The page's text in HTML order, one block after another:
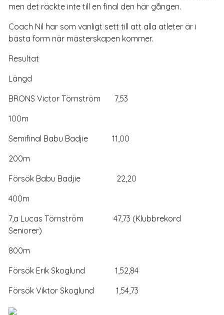
men det räckte inte till en final den här gången.
Coach Nil har som vanligt sett till att alla atleter är i
bästa form när mästerskapen kommer.
Resultat
Längd
BRONS Victor Törnström 7,53
100m
Semifinal Babu Badjie 11,00
200m
Försök Babu Badjie 22,20
400m
7,a Lucas Törnström 47,73 (Klubbrekord
Seniorer)
800m
Försök Erik Skoglund 1,52,84
Försök Viktor Skoglund 1,54,73